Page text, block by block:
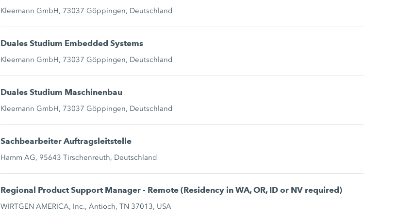
Kleemann GmbH, 73037 Göppingen, Deutschland
Duales Studium Embedded Systems
Kleemann GmbH, 73037 Göppingen, Deutschland
Duales Studium Maschinenbau
Kleemann GmbH, 73037 Göppingen, Deutschland
Sachbearbeiter Auftragsleitstelle
Hamm AG, 95643 Tirschenreuth, Deutschland
Regional Product Support Manager - Remote (Residency in WA, OR, ID or NV required)
WIRTGEN AMERICA, Inc., Antioch, TN 37013, USA